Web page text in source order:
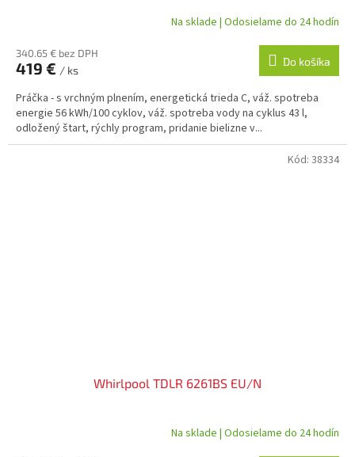
Na sklade | Odosielame do 24 hodín
340.65 € bez DPH
419 € / ks
Do košíka
Práčka - s vrchným plnením, energetická trieda C, váž. spotreba
energie 56 kWh/100 cyklov, váž. spotreba vody na cyklus 43 l,
odložený štart, rýchly program, pridanie bielizne v...
Whirlpool TDLR 6261BS EU/N
Na sklade | Odosielame do 24 hodín
Kód: 38334